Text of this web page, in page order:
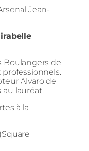
Jean-
Boulangers de
professionnels.
Alvaro de
au lauréat.
à la